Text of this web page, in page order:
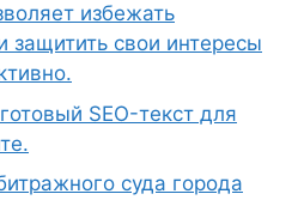
избежать
защитить свои интересы
SEO-текст для
суда города